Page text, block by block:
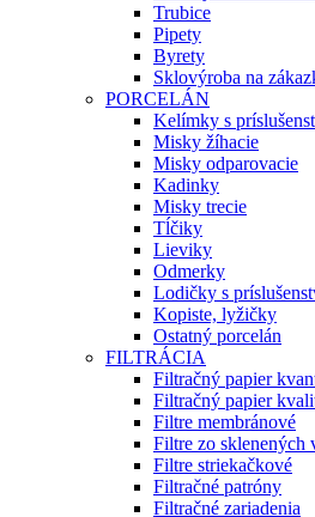
Trubice
Pipety
Byrety
Sklovýroba na
PORCELÁN
Kelímky s
Misky žíhacie
Misky odparovacie
Kadinky
Misky trecie
Tĺčiky
Lieviky
Odmerky
Lodičky s
Kopiste, lyžičky
Ostatný porcelán
FILTRÁCIA
Filtračný papier
Filtračný papier
Filtre membránové
Filtre zo sklenených
Filtre striekačkové
Filtračné patróny
Filtračné zariadenia